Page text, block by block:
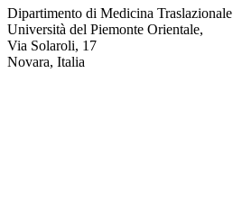
Dipartimento di Medicina Traslazionale
Università del Piemonte Orientale,
Via Solaroli, 17
Novara, Italia